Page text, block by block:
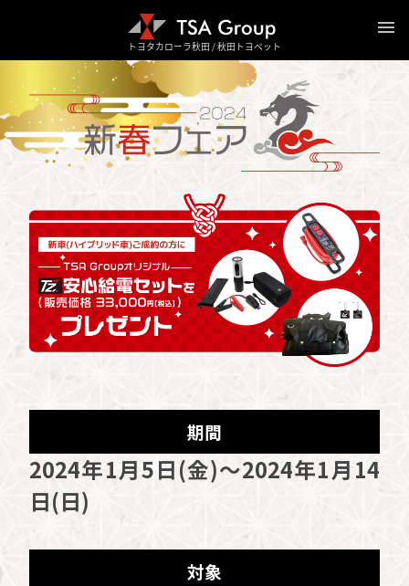
トヨタカローラ秋田 / 秋田トヨペット
期間
2024年1月5日(金)〜2024年1月14
日(日)
対象